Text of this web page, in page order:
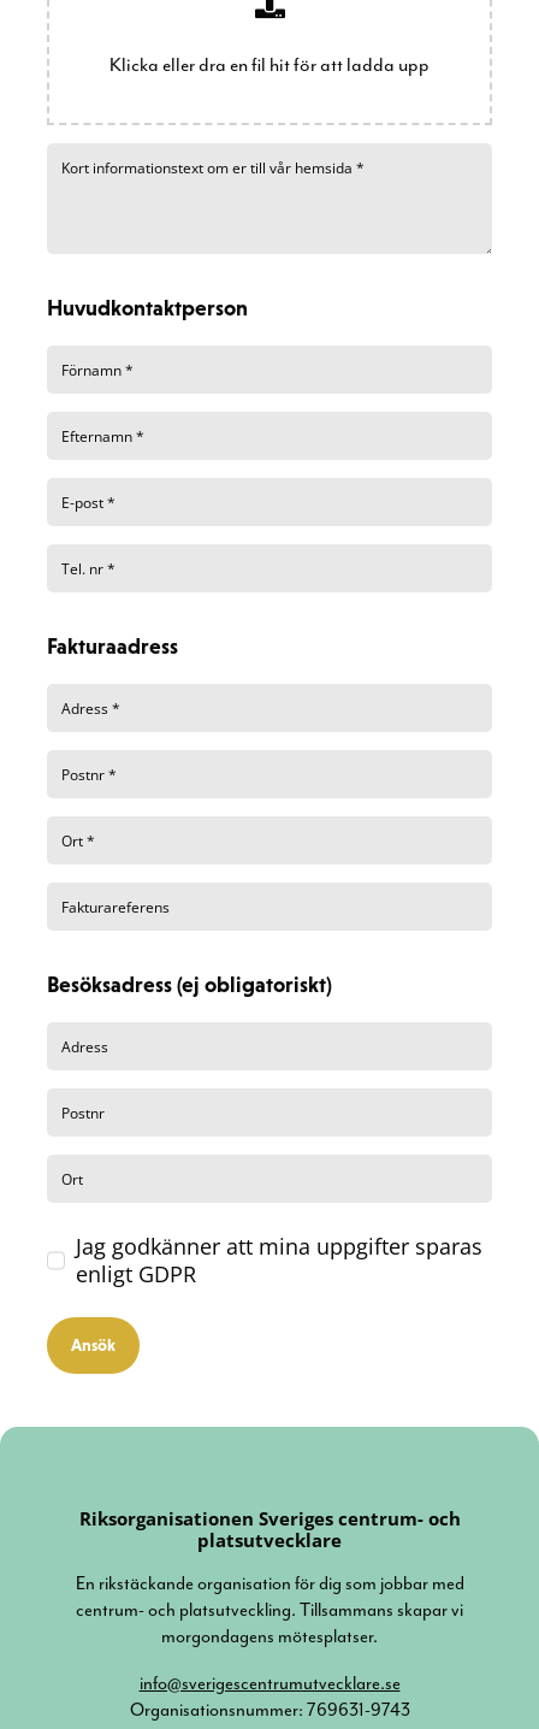
Klicka eller dra en fil hit för att ladda upp
Huvudkontaktperson
Fakturaadress
Besöksadress (ej obligatoriskt)
Jag godkänner att mina uppgifter sparas
enligt GDPR
Ansök
Riksorganisationen Sveriges centrum- och
platsutvecklare
En rikstäckande organisation för dig som jobbar med
centrum- och platsutveckling. Tillsammans skapar vi
morgondagens mötesplatser.
info@sverigescentrumutvecklare.se
Organisationsnummer: 769631-9743